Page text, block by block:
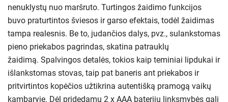
nenuklystų nuo maršruto. Turtingos žaidimo funkcijos
buvo praturtintos šviesos ir garso efektais, todėl žaidimas
tampa realesnis. Be to, judančios dalys, pvz., sulankstomas
pieno priekabos pagrindas, skatina patrauklų
žaidimą. Spalvingos detalės, tokios kaip teminiai lipdukai ir
išlankstomas stovas, taip pat baneris ant priekabos ir
pritvirtintos kopėčios užtikrina autentišką pramogą vaikų
kambaryje. Dėl pridedamų 2 x AAA baterijų linksmybės gali